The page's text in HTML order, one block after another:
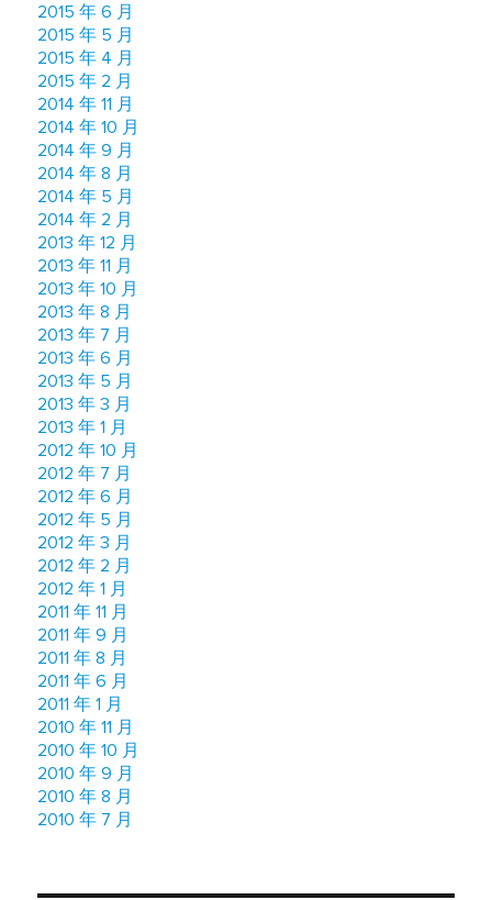
2015 年 6 月
2015 年 5 月
2015 年 4 月
2015 年 2 月
2014 年 11 月
2014 年 10 月
2014 年 9 月
2014 年 8 月
2014 年 5 月
2014 年 2 月
2013 年 12 月
2013 年 11 月
2013 年 10 月
2013 年 8 月
2013 年 7 月
2013 年 6 月
2013 年 5 月
2013 年 3 月
2013 年 1 月
2012 年 10 月
2012 年 7 月
2012 年 6 月
2012 年 5 月
2012 年 3 月
2012 年 2 月
2012 年 1 月
2011 年 11 月
2011 年 9 月
2011 年 8 月
2011 年 6 月
2011 年 1 月
2010 年 11 月
2010 年 10 月
2010 年 9 月
2010 年 8 月
2010 年 7 月